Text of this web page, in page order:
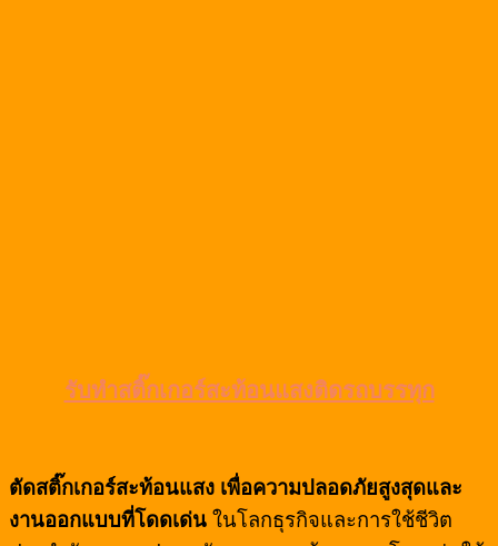
รับทำสติ๊กเกอร์สะท้อนแสงติดรถบรรทุก
ตัดสติ๊กเกอร์สะท้อนแสง เพื่อความปลอดภัยสูงสุดและ
งานออกแบบที่โดดเด่น ในโลกธุรกิจและการใช้ชีวิต